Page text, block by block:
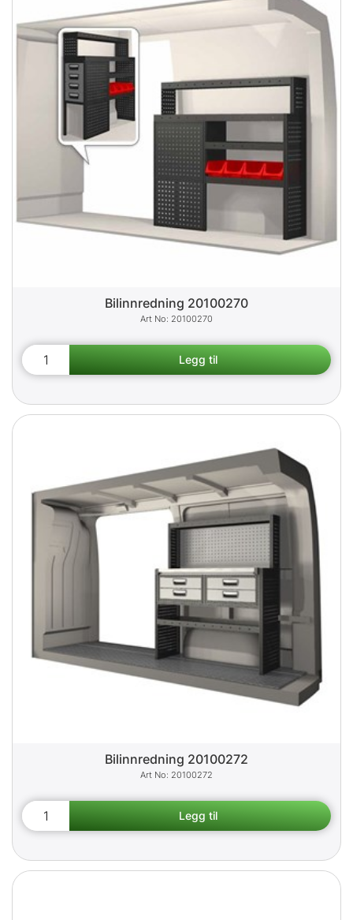
Bilinnredning 20100270
20100270
Bilinnredning 20100272
20100272